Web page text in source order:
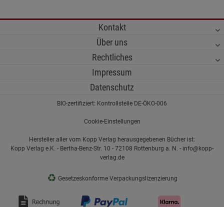
Kontakt
Über uns
Rechtliches
Impressum
Datenschutz
BIO-zertifiziert: Kontrollstelle DE-ÖKO-006
Cookie-Einstellungen
Hersteller aller vom Kopp Verlag herausgegebenen Bücher ist:
Kopp Verlag e.K. - Bertha-Benz-Str. 10 - 72108 Rottenburg a. N. - info@kopp-
verlag.de
♻ Gesetzeskonforme Verpackungslizenzierung